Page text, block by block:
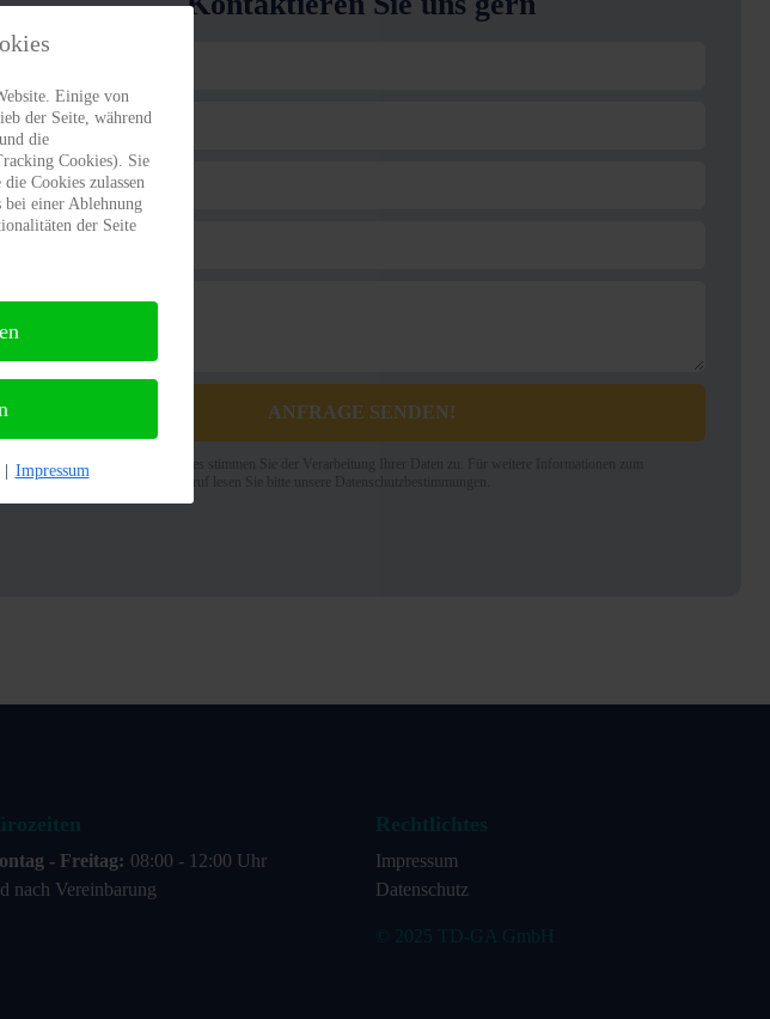
ANFRAGE SENDEN!
Datenschutz
Mit Absenden des Formulares stimmen Sie der Verarbeitung Ihrer Daten zu. Für weitere Informationen zum
Datenschutz und dem Widerruf lesen Sie bitte unsere Datenschutzbestimmungen.
- Freitag: 08:00 - 12:00 Uhr
nach Vereinbarung
Rechtlichtes
Impressum
Datenschutz
© 2025 TD-GA GmbH
Einige von
der Seite, während
die
Cookies). Sie
Cookies zulassen
bei einer Ablehnung
der Seite
Impressum